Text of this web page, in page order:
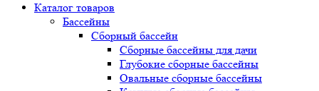
Каталог товаров
Бассейны
Сборный бассейн
Сборные бассейны для дачи
Глубокие сборные бассейны
Овальные сборные бассейны